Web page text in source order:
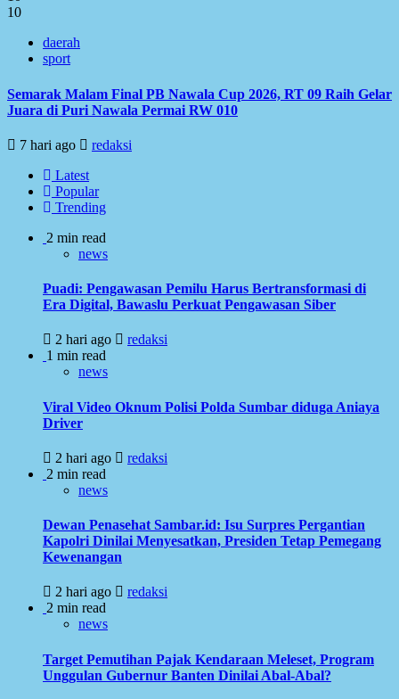
10
daerah
sport
Semarak Malam Final PB Nawala Cup 2026, RT 09 Raih Gelar
Juara di Puri Nawala Permai RW 010
7 hari ago
redaksi
Latest
Popular
Trending
2 min read
news
Puadi: Pengawasan Pemilu Harus Bertransformasi di
Era Digital, Bawaslu Perkuat Pengawasan Siber
2 hari ago
redaksi
1 min read
news
Viral Video Oknum Polisi Polda Sumbar diduga Aniaya
Driver
2 hari ago
redaksi
2 min read
news
Dewan Penasehat Sambar.id: Isu Surpres Pergantian
Kapolri Dinilai Menyesatkan, Presiden Tetap Pemegang
Kewenangan
2 hari ago
redaksi
2 min read
news
Target Pemutihan Pajak Kendaraan Meleset, Program
Unggulan Gubernur Banten Dinilai Abal-Abal?